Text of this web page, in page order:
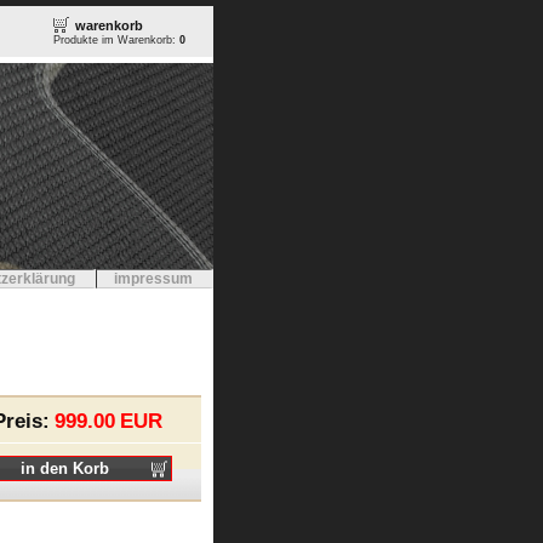
warenkorb
Produkte im Warenkorb: 0
impressum
999.00 EUR